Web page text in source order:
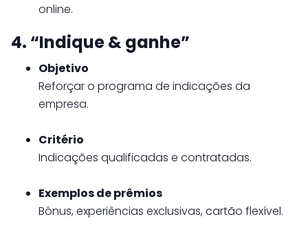
online.
4. “Indique & ganhe”
Objetivo
Reforçar o programa de indicações da
empresa.
Critério
Indicações qualificadas e contratadas.
Exemplos de prêmios
Bônus, experiências exclusivas, cartão flexível.